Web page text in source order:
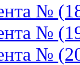
№
№
№